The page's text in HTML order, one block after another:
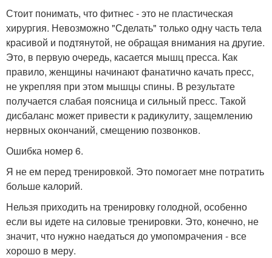
Стоит понимать, что фитнес - это не пластическая
хирургия. Невозможно "Сделать" только одну часть тела
красивой и подтянутой, не обращая внимания на другие.
Это, в первую очередь, касается мышц пресса. Как
правило, женщины начинают фанатично качать пресс,
не укрепляя при этом мышцы спины. В результате
получается слабая поясница и сильный пресс. Такой
дисбаланс может привести к радикулиту, защемлению
нервных окончаний, смещению позвонков.
Ошибка номер 6.
Я не ем перед тренировкой. Это помогает мне потратить
больше калорий.
Нельзя приходить на тренировку голодной, особенно
если вы идете на силовые тренировки. Это, конечно, не
значит, что нужно наедаться до умопомрачения - все
хорошо в меру.